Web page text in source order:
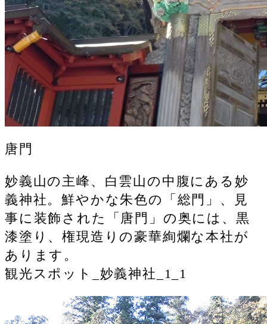
唐門
妙義山の主峰、白雲山の中腹にある妙
義神社。鮮やかな朱色の「総門」、見
事に装飾された「唐門」の奥には、黒
漆塗り、権現造りの豪華絢爛な本社が
あります。
観光スポット_妙義神社_1_1